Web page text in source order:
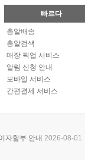
빠르다
총알배송
총알검색
매장 픽업 서비스
알림 신청 안내
모바일 서비스
간편결제 서비스
자할부 안내 2026-08-01